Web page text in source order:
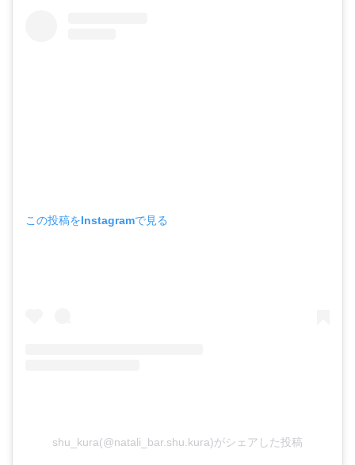
この投稿をInstagramで見る
shu_kura(@natali_bar.shu.kura)がシェアした投稿